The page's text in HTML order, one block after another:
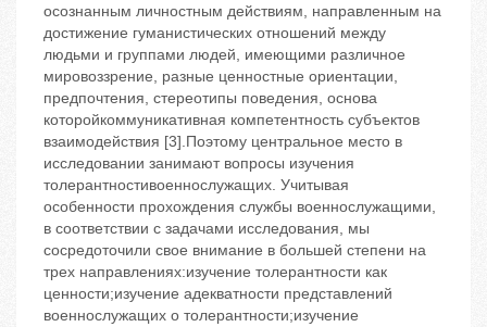
осознанным личностным действиям, направленным на
достижение гуманистических отношений между
людьми и группами людей, имеющими различное
мировоззрение, разные ценностные ориентации,
предпочтения, стереотипы поведения, основа
которой‬коммуникативная компетентность субъектов
взаимодействия [3].Поэтому центральное место в
исследовании занимают вопросы изучения
толерантностивоеннослужащих. Учитывая
особенности прохождения службы военнослужащими,
в соответствии с задачами исследования, мы
сосредоточили свое внимание в большей степени на
трех направлениях:изучение толерантности как
ценности;изучение адекватности представлений
военнослужащих о толерантности;изучение